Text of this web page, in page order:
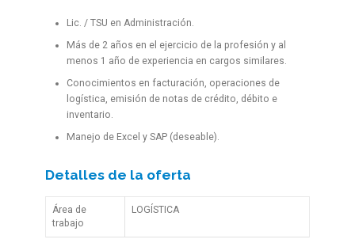
Lic. / TSU en Administración.
Más de 2 años en el ejercicio de la profesión y al
menos 1 año de experiencia en cargos similares.
Conocimientos en facturación, operaciones de
logística, emisión de notas de crédito, débito e
inventario.
Manejo de Excel y SAP (deseable).
Detalles de la oferta
Área de
trabajo
LOGÍSTICA